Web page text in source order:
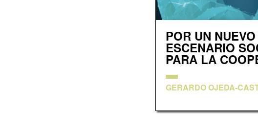
POR UN NUEVO
ESCENARIO
PARA LA
GERARDO OJEDA-